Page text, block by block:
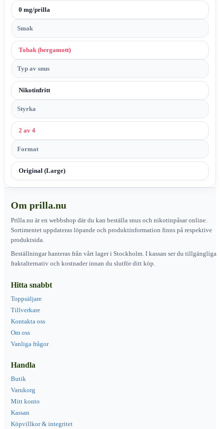
0 mg/prilla
Smak
Tobak (bergamott)
Typ av snus
Nikotinfritt
Styrka
2 av 4
Format
Original (Large)
Om prilla.nu
Prilla.nu är en webbshop där du kan beställa snus och nikotinpåsar online.
Sortimentet uppdateras löpande och produktinformation finns på respektive
produktsida.
Beställningar hanteras från vårt lager i Stockholm. I kassan ser du tillgängliga
fraktalternativ och kostnader innan du slutför ditt köp.
Hitta snabbt
Toppsäljare
Tillverkare
Kontakta oss
Om oss
Vanliga frågor
Handla
Butik
Varukorg
Mitt konto
Kassan
Köpvillkor & integritet